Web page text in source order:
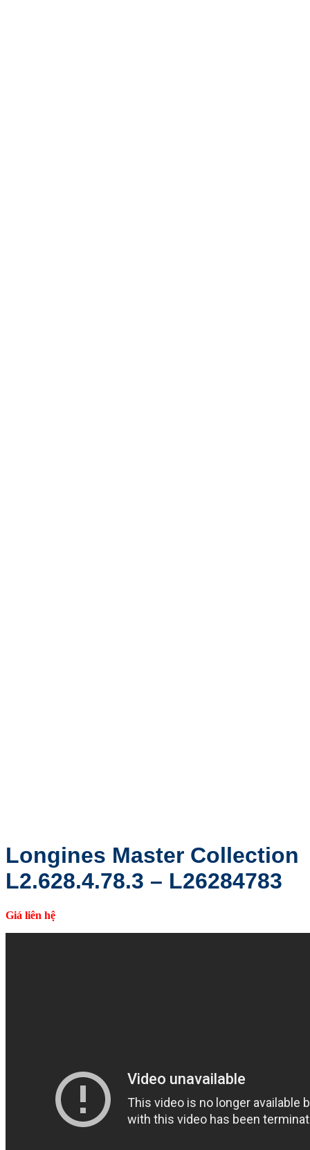
Longines Master Collection
L2.628.4.78.3 – L26284783
Giá liên hệ